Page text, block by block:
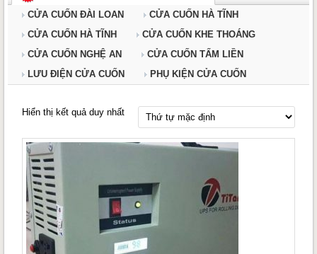
CỬA CUỐN ĐÀI LOAN
CỬA CUỐN HÀ TĨNH
CỬA CUỐN HÀ TĨNH
CỬA CUỐN KHE THOÁNG
CỬA CUỐN NGHỆ AN
CỬA CUỐN TẤM LIỀN
LƯU ĐIỆN CỬA CUỐN
PHỤ KIỆN CỬA CUỐN
Hiển thị kết quả duy nhất